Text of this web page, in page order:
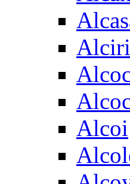
Alciri
Alcoi